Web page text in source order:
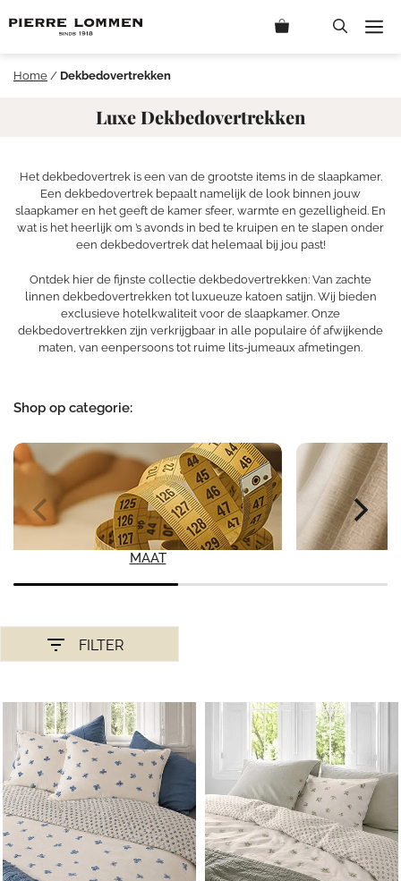
naar
Home / Dekbedovertrekken
Luxe Dekbedovertrekken
Het dekbedovertrek is een van de grootste items in de slaapkamer.
Een dekbedovertrek bepaalt namelijk de look binnen jouw
slaapkamer en het geeft de kamer sfeer, warmte en gezelligheid. En
wat is het heerlijk om ’s avonds in bed te kruipen en te slapen onder
een dekbedovertrek dat helemaal bij jou past!
Ontdek hier de fijnste collectie dekbedovertrekken: Van zachte
linnen dekbedovertrekken tot luxueuze katoen satijn. Wij bieden
exclusieve hotelkwaliteit voor de slaapkamer. Onze
dekbedovertrekken zijn verkrijgbaar in alle populaire óf afwijkende
maten, van eenpersoons tot ruime lits-jumeaux afmetingen.
Shop op categorie:
MAAT
FILTER